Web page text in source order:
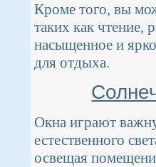
Кроме того, вы
таких как чтение,
насыщенное и
для отдыха.
Окна играют
естественного
освещая